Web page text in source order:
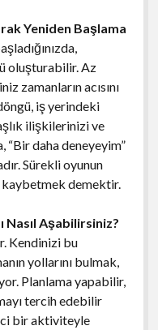
Yeniden Başlama
oluşturabilir. Az
zamanların acısını
iş yerindeki
ilişkilerinizi ve
“Bir daha deneyeyim”
Sürekli oyunun
kaybetmek demektir.
Nasıl Aşabilirsiniz?
Kendinizi bu
yollarını bulmak,
Planlama yapabilir,
tercih edebilir
bir aktiviteyle